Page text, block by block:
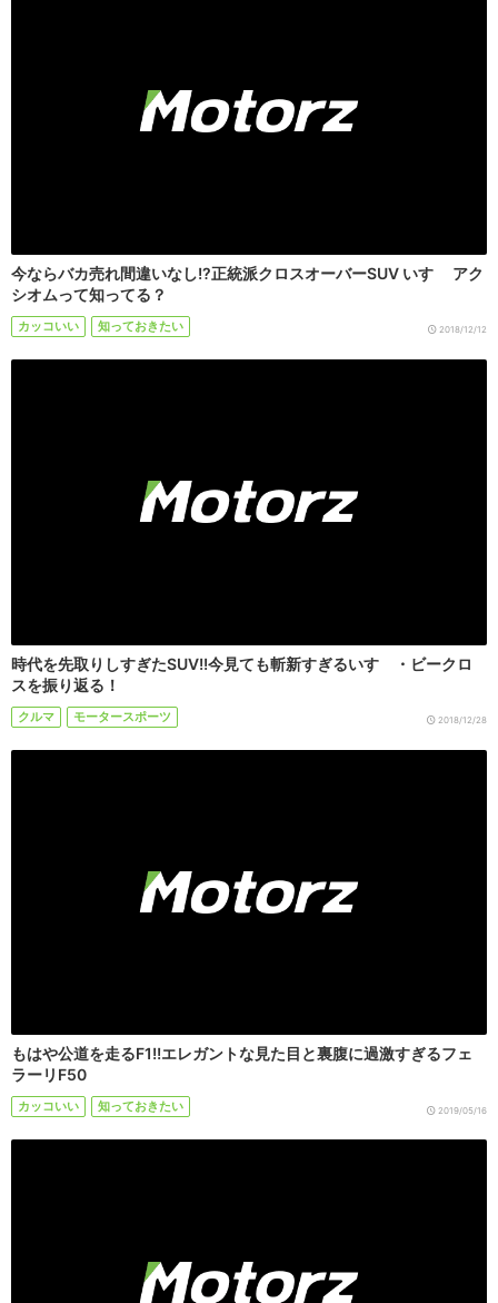
今ならバカ売れ間違いなし!?正統派クロスオーバーSUV いすゞ アク
シオムって知ってる？
カッコいい 知っておきたい 2018/12/12
時代を先取りしすぎたSUV!!今見ても斬新すぎるいすゞ・ビークロ
スを振り返る！
クルマ モータースポーツ 2018/12/28
もはや公道を走るF1!!エレガントな見た目と裏腹に過激すぎるフェ
ラーリF50
カッコいい 知っておきたい 2019/05/16